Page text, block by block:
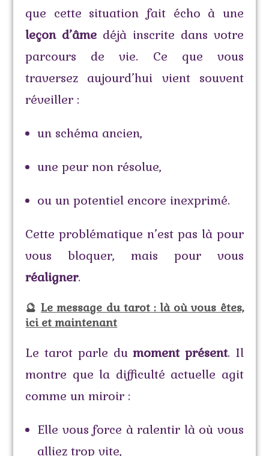
que cette situation fait écho à une
leçon d’âme déjà inscrite dans votre
parcours de vie. Ce que vous
traversez aujourd’hui vient souvent
réveiller :
un schéma ancien,
une peur non résolue,
ou un potentiel encore inexprimé.
Cette problématique n’est pas là pour
vous bloquer, mais pour vous
réaligner.
🔮Le message du tarot : là où vous êtes,
ici et maintenant
Le tarot parle dumoment présent. Il
montre que la difficulté actuelle agit
comme un miroir :
Elle vous force à ralentir là où vous
alliez trop vite,